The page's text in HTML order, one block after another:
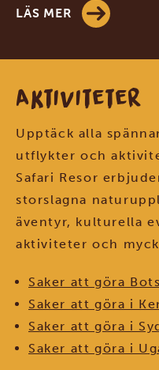
LÄS MER
Aktiviteter
Upptäck alla
utflykter och
Safari Resor
storslagna
äventyr, kulturella
aktiviteter och
Saker att göra
Saker att göra i
Saker att göra i
Saker att göra i